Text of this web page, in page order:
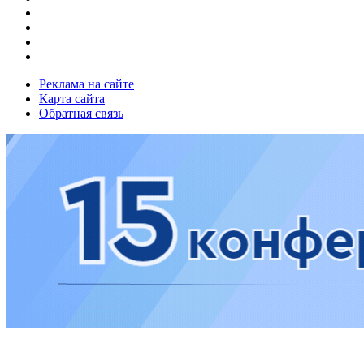
Реклама на сайте
Карта сайта
Обратная связь